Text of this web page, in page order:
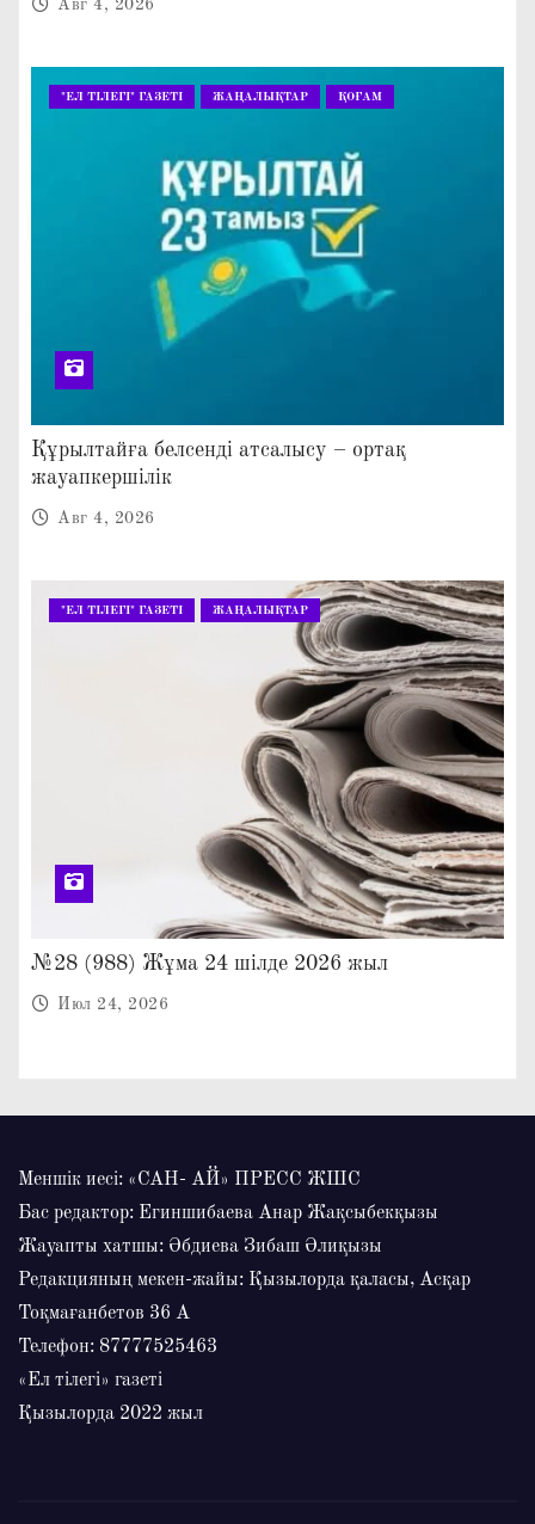
Авг 4, 2026
"ЕЛ ТІЛЕГІ" ГАЗЕТІ ЖАҢАЛЫҚТАР ҚОҒАМ
Құрылтайға белсенді атсалысу – ортақ
жауапкершілік
Авг 4, 2026
"ЕЛ ТІЛЕГІ" ГАЗЕТІ ЖАҢАЛЫҚТАР
№28 (988) Жұма 24 шілде 2026 жыл
Июл 24, 2026
Меншік иесі: «САН- АЙ» ПРЕСС ЖШС
Бас редактор: Егиншибаева Анар Жақсыбекқызы
Жауапты хатшы: Әбдиева Зибаш Әлиқызы
Редакцияның мекен-жайы: Қызылорда қаласы, Асқар
Тоқмағанбетов 36 А
Телефон: 87777525463
«Ел тілегі» газеті
Қызылорда 2022 жыл